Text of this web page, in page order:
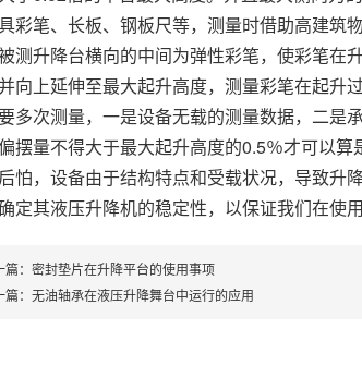
彩笔、长板、钢板尺等，测量时借助高建筑
测升降台横向的中间为弹性彩笔，使彩笔在
向上延伸至最大起升高度，测量彩笔在起升
多次测量，一是设备无载的测量数据，二是
摆量不得大于最大起升高度的0.5％才可以
怕，设备由于结构特点和受载状况，导致升
定其液压升降机的稳定性，以保证我们在使
篇： 密封垫片在升降平台的使用事项
： 无油轴承在液压升降舞台中运行的应用